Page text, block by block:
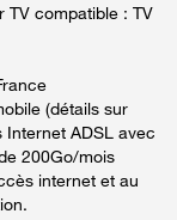
TV compatible : TV
(détails sur
ADSL avec
200Go/mois
internet et au